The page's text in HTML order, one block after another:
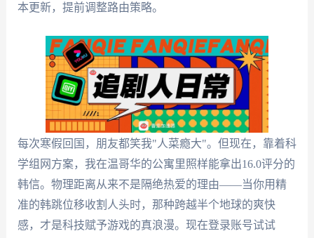
本更新，提前调整路由策略。
每次寒假回国，朋友都笑我"人菜瘾大"。但现在，靠着科
学组网方案，我在温哥华的公寓里照样能拿出16.0评分的
韩信。物理距离从来不是隔绝热爱的理由——当你用精
准的韩跳位移收割人头时，那种跨越半个地球的爽快
感，才是科技赋予游戏的真浪漫。现在登录账号试试